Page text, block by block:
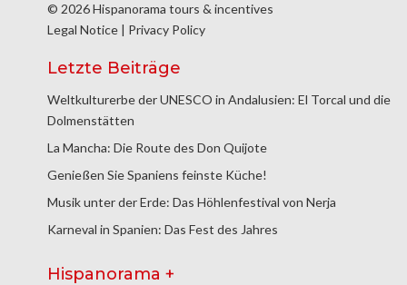
© 2026 Hispanorama tours & incentives
Legal Notice | Privacy Policy
Letzte Beiträge
Weltkulturerbe der UNESCO in Andalusien: El Torcal und die
Dolmenstätten
La Mancha: Die Route des Don Quijote
Genießen Sie Spaniens feinste Küche!
Musik unter der Erde: Das Höhlenfestival von Nerja
Karneval in Spanien: Das Fest des Jahres
Hispanorama +